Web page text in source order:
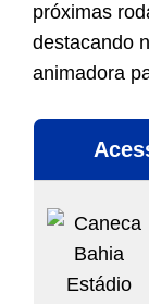
próximas
destacando
animadora